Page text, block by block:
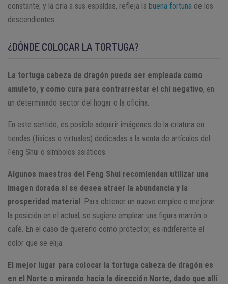
constante; y la cría a sus espaldas, refleja la buena fortuna de los
descendientes.
¿DÓNDE COLOCAR LA TORTUGA?
La tortuga cabeza de dragón puede ser empleada como
amuleto, y como cura para contrarrestar el chi negativo, en
un determinado sector del hogar o la oficina.
En este sentido, es posible adquirir imágenes de la criatura en
tiendas (físicas o virtuales) dedicadas a la venta de artículos del
Feng Shui o símbolos asiáticos.
Algunos maestros del Feng Shui recomiendan utilizar una
imagen dorada si se desea atraer la abundancia y la
prosperidad material . Para obtener un nuevo empleo o mejorar
la posición en el actual, se sugiere emplear una figura marrón o
café. En el caso de quererlo como protector, es indiferente el
color que se elija.
El mejor lugar para colocar la tortuga cabeza de dragón es
en el Norte o mirando hacia la dirección Norte, dado que allí